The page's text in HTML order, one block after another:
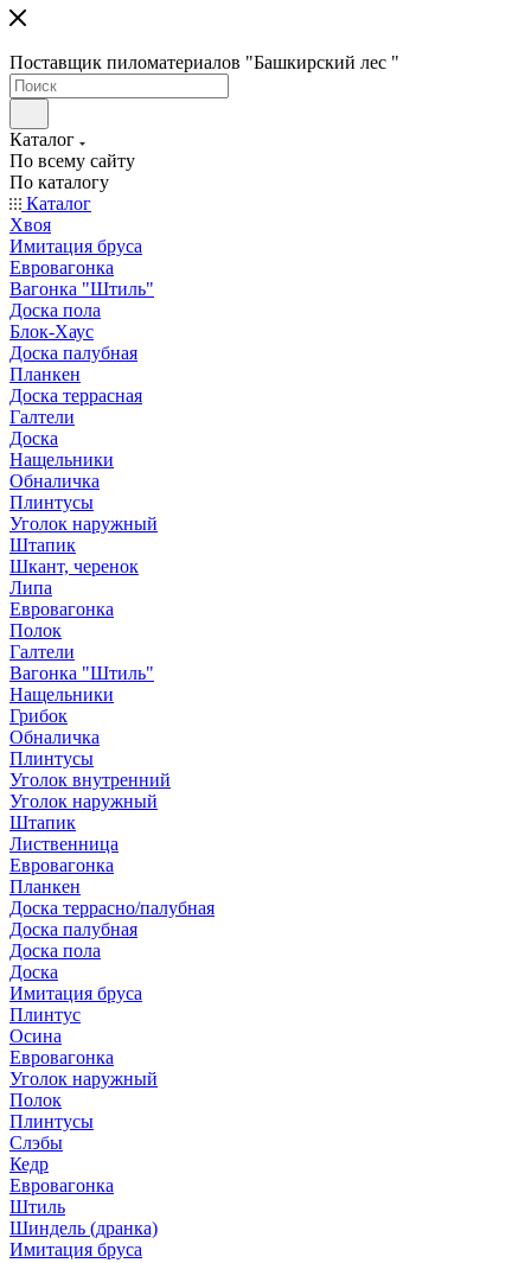
Поставщик пиломатериалов "Башкирский лес "
Каталог
По всему сайту
По каталогу
Каталог
Хвоя
Имитация бруса
Евровагонка
Вагонка "Штиль"
Доска пола
Блок-Хаус
Доска палубная
Планкен
Доска террасная
Галтели
Доска
Нащельники
Обналичка
Плинтусы
Уголок наружный
Штапик
Шкант, черенок
Липа
Евровагонка
Полок
Галтели
Вагонка "Штиль"
Нащельники
Грибок
Обналичка
Плинтусы
Уголок внутренний
Уголок наружный
Штапик
Лиственница
Евровагонка
Планкен
Доска террасно/палубная
Доска палубная
Доска пола
Доска
Имитация бруса
Плинтус
Осина
Евровагонка
Уголок наружный
Полок
Плинтусы
Слэбы
Кедр
Евровагонка
Штиль
Шиндель (дранка)
Имитация бруса